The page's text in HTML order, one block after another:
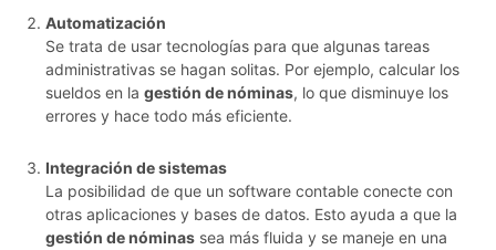
Automatización
Se trata de usar tecnologías para que algunas tareas
administrativas se hagan solitas. Por ejemplo, calcular los
sueldos en la gestión de nóminas, lo que disminuye los
errores y hace todo más eficiente.
Integración de sistemas
La posibilidad de que un software contable conecte con
otras aplicaciones y bases de datos. Esto ayuda a que la
gestión de nóminas sea más fluida y se maneje en una